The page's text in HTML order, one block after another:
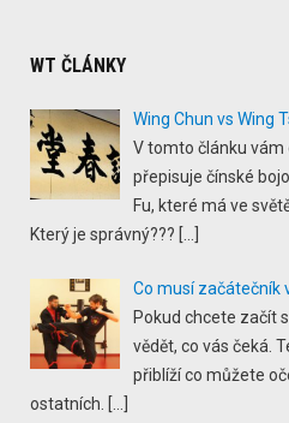
WT ČLÁNKY
Wing Chun vs Wing
V tomto článku vám
přepisuje čínské
Fu, které má ve
Který je správný???
Co musí začátečník
Pokud chcete začít
vědět, co vás čeká.
přiblíží co můžete
ostatních.